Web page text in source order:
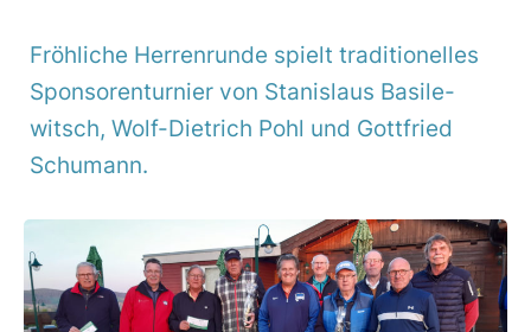
Fröh­liche Herren­runde spielt tradi­tio­nelles
Spon­so­ren­tur­nier von Stanis­laus Basi­le­
witsch, Wolf-Diet­rich Pohl und Gott­fried
Schu­mann.